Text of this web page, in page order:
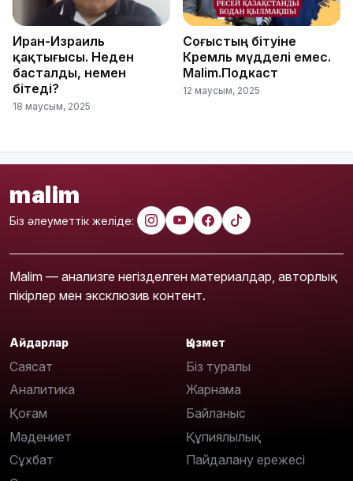
Иран-Израиль
қақтығысы. Неден
басталды, немен
бітеді?
18 маусым, 2025
Соғыстың бітуіне
Кремль мүдделі емес.
Malim.Подкаст
12 маусым, 2025
malim
Біз әлеуметтік желіде:
Malim — анализге негізделген материалдар, авторлық
пікірлер мен эксклюзив контент.
Айдарлар
Саясат
Аналитика
Қоғам
Мәдениет
Сұхбат
Қызмет
Біз туралы
Жарнама
Байланыс
Құпиялылық
Пайдалану ережесі